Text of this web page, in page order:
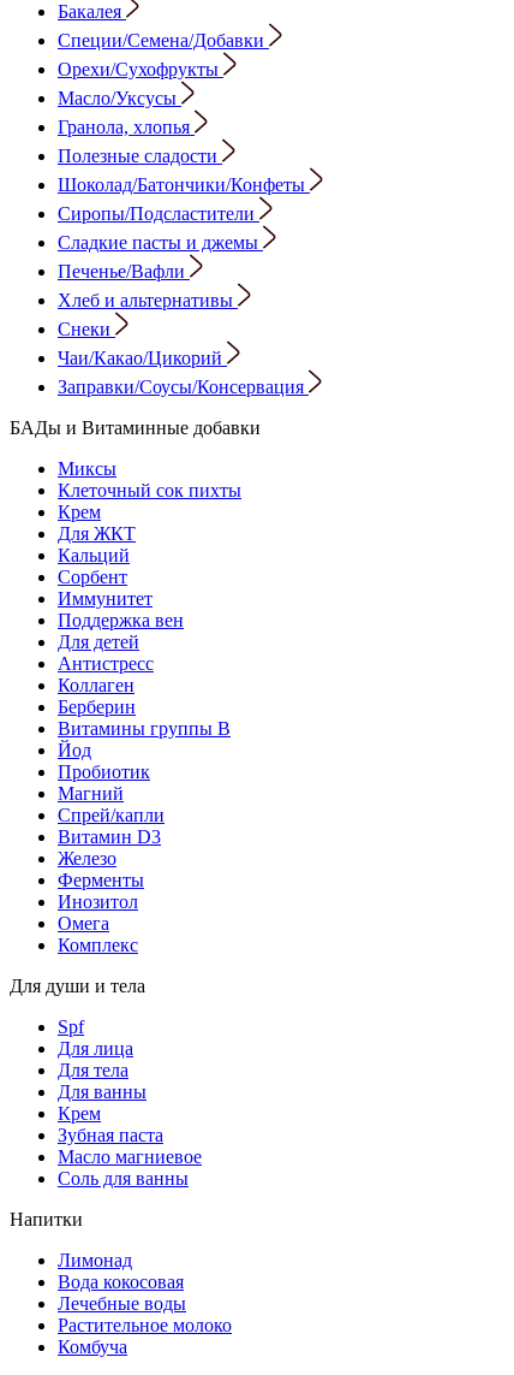
Бакалея
Специи/Семена/Добавки
Орехи/Сухофрукты
Масло/Уксусы
Гранола, хлопья
Полезные сладости
Шоколад/Батончики/Конфеты
Сиропы/Подсластители
Сладкие пасты и джемы
Печенье/Вафли
Хлеб и альтернативы
Снеки
Чаи/Какао/Цикорий
Заправки/Соусы/Консервация
БАДы и Витаминные добавки
Миксы
Клеточный сок пихты
Крем
Для ЖКТ
Кальций
Сорбент
Иммунитет
Поддержка вен
Для детей
Антистресс
Коллаген
Берберин
Витамины группы B
Йод
Пробиотик
Магний
Спрей/капли
Витамин D3
Железо
Ферменты
Инозитол
Омега
Комплекс
Для души и тела
Spf
Для лица
Для тела
Для ванны
Крем
Зубная паста
Масло магниевое
Соль для ванны
Напитки
Лимонад
Вода кокосовая
Лечебные воды
Растительное молоко
Комбуча